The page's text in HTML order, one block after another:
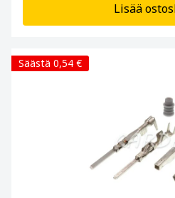
Lisää
Säästä 0,54 €